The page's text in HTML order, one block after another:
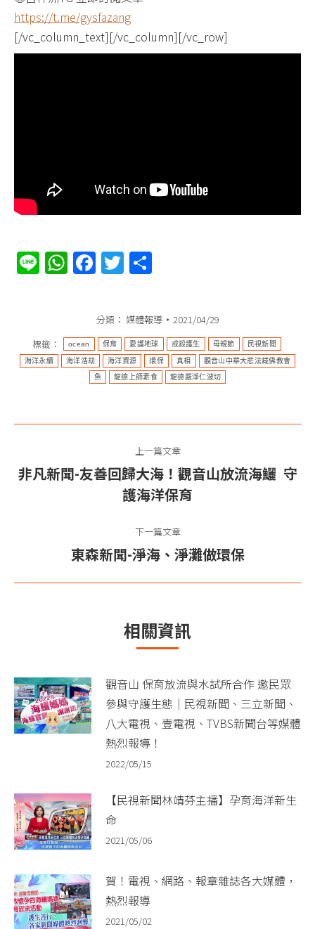
https://t.me/gysfazang​
[/vc_column_text][/vc_column][/vc_row]
LineWhatsApp
Facebook
Twitter
分類： 媒體報導
2021/04/29
標籤：
ocean​ 保育​ 愛護地球​ 戒殺護生​ 母親節​ 民視新聞
海洋永續 海洋浩劫​ 海洋資源​ 環保 真相​ 觀音山中華大悲法藏佛教會​
魚​ 龍德上師素食 龍德嚴淨仁波切
章
上一篇文章
上
一
文
章：
非凡新聞-友善回歸大海！觀音山放流海鱺 守
護海洋保育
下一篇文章
下
章：
東森新聞-淨海、淨灘做環保
相關資訊
觀音山 保育放流與水試所合作 邀民眾
參與守護生態｜民視新聞、三立新聞、
八大電視、壹電視、TVBS新聞台等媒體
熱烈報導！
2022/05/15
【民視新聞林靖芬主播】孕育海洋新生
命
2021/05/06
賀！電視、網路、報章雜誌各大媒體，
熱烈報導
2021/05/02